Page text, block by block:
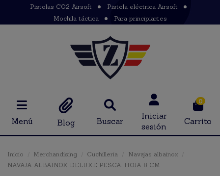
Pistolas CO2 Airsoft
Pistola eléctrica Airsoft
Mochila táctica
Para principiantes
Menú Blog Buscar
Iniciar
sesión
0
Carrito
Inicio Merchandising Cuchilleria
Navajas albainox
NAVAJA ALBAINOX DELUXE PESCA. HOJA 8 CM